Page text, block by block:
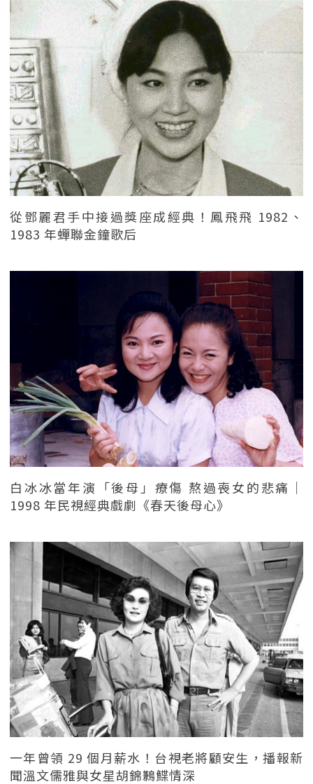
從鄧麗君手中接過獎座成經典！鳳飛飛 1982、
1983 年蟬聯金鐘歌后
白冰冰當年演「後母」療傷 熬過喪女的悲痛｜
1998 年民視經典戲劇《春天後母心》
一年曾領 29 個月薪水！台視老將顧安生，播報新
聞溫文儒雅與女星胡錦鶼鰈情深